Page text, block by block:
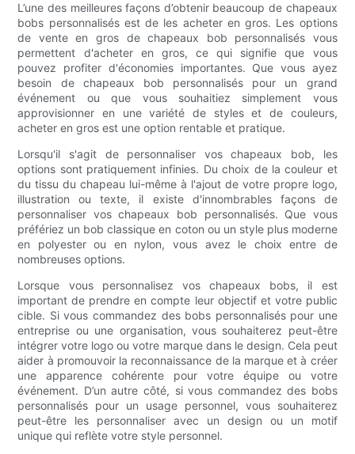
L’une des meilleures façons d’obtenir beaucoup de chapeaux
bobs personnalisés est de les acheter en gros. Les options
de vente en gros de chapeaux bob personnalisés vous
permettent d'acheter en gros, ce qui signifie que vous
pouvez profiter d'économies importantes. Que vous ayez
besoin de chapeaux bob personnalisés pour un grand
événement ou que vous souhaitiez simplement vous
approvisionner en une variété de styles et de couleurs,
acheter en gros est une option rentable et pratique.
Lorsqu'il s'agit de personnaliser vos chapeaux bob, les
options sont pratiquement infinies. Du choix de la couleur et
du tissu du chapeau lui-même à l'ajout de votre propre logo,
illustration ou texte, il existe d'innombrables façons de
personnaliser vos chapeaux bob personnalisés. Que vous
préfériez un bob classique en coton ou un style plus moderne
en polyester ou en nylon, vous avez le choix entre de
nombreuses options.
Lorsque vous personnalisez vos chapeaux bobs, il est
important de prendre en compte leur objectif et votre public
cible. Si vous commandez des bobs personnalisés pour une
entreprise ou une organisation, vous souhaiterez peut-être
intégrer votre logo ou votre marque dans le design. Cela peut
aider à promouvoir la reconnaissance de la marque et à créer
une apparence cohérente pour votre équipe ou votre
événement. D’un autre côté, si vous commandez des bobs
personnalisés pour un usage personnel, vous souhaiterez
peut-être les personnaliser avec un design ou un motif
unique qui reflète votre style personnel.